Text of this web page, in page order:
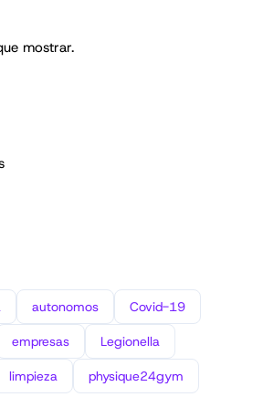
mostrar.
autonomos Covid-19
empresas Legionella
limpieza physique24gym